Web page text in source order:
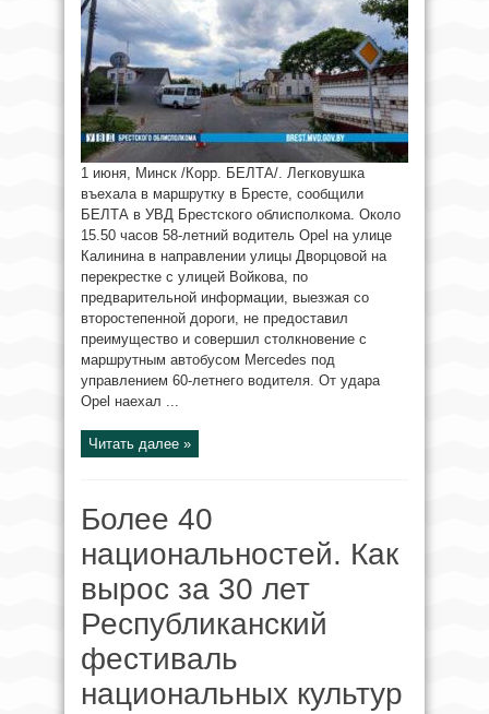
1 июня, Минск /Корр. БЕЛТА/. Легковушка
въехала в маршрутку в Бресте, сообщили
БЕЛТА в УВД Брестского облисполкома. Около
15.50 часов 58-летний водитель Opel на улице
Калинина в направлении улицы Дворцовой на
перекрестке с улицей Войкова, по
предварительной информации, выезжая со
второстепенной дороги, не предоставил
преимущество и совершил столкновение с
маршрутным автобусом Mercedes под
управлением 60-летнего водителя. От удара
Opel наехал ...
Читать далее »
Более 40
национальностей. Как
вырос за 30 лет
Республиканский
фестиваль
национальных культур